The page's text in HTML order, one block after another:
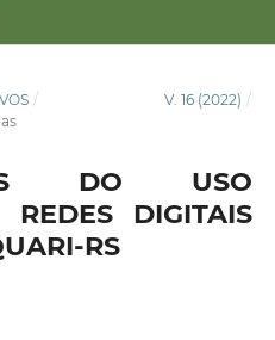
/ V. 16 (2022) /
DO USO
REDES DIGITAIS
RS